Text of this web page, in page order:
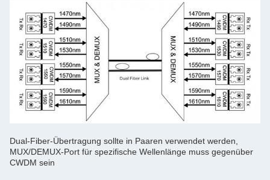
Dual-Fiber-Übertragung sollte in Paaren verwendet werden,
MUX/DEMUX-Port für spezifische Wellenlänge muss gegenüber
CWDM sein